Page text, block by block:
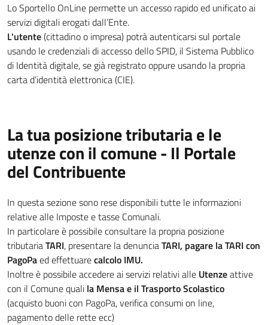
Lo Sportello OnLine permette un accesso rapido ed unificato ai
servizi digitali erogati dall’Ente.
L'utente(cittadino o impresa) potrà autenticarsi sul portale
usando le credenziali di accesso dello SPID, il Sistema Pubblico
di Identità digitale, se già registrato oppure usando la propria
carta d’identità elettronica (CIE).
La tua posizione tributaria e le
utenze con il comune - Il Portale
del Contribuente
In questa sezione sono rese disponibili tutte le informazioni
relative alle Imposte e tasse Comunali.
In particolare è possibile consultare la propria posizione
tributariaTARI, presentare la denunciaTARI, pagare la TARI con
PagoPaed effettuarecalcolo IMU.
Inoltre è possibile accedere ai servizi relativi alle Utenzeattive
con il Comune quali la Mensa e il Trasporto Scolastico
(acquisto buoni con PagoPa, verifica consumi on line,
pagamento delle rette ecc)